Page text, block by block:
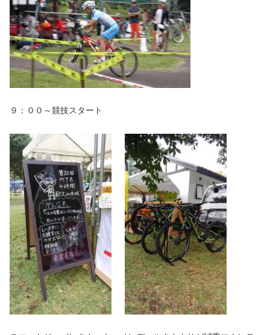
９：００～競技スタート